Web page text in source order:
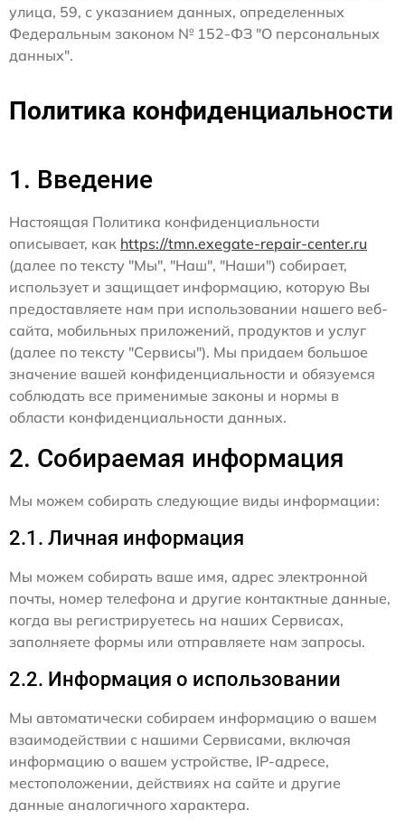
улица, 59, с указанием данных, определенных
Федеральным законом № 152-ФЗ "О персональных
данных".
Политика конфиденциальности
1. Введение
Настоящая Политика конфиденциальности
описывает, как https://tmn.exegate-repair-center.ru
(далее по тексту "Мы", "Наш", "Наши") собирает,
использует и защищает информацию, которую Вы
предоставляете нам при использовании нашего веб-
сайта, мобильных приложений, продуктов и услуг
(далее по тексту "Сервисы"). Мы придаем большое
значение вашей конфиденциальности и обязуемся
соблюдать все применимые законы и нормы в
области конфиденциальности данных.
2. Собираемая информация
Мы можем собирать следующие виды информации:
2.1. Личная информация
Мы можем собирать ваше имя, адрес электронной
почты, номер телефона и другие контактные данные,
когда вы регистрируетесь на наших Сервисах,
заполняете формы или отправляете нам запросы.
2.2. Информация о использовании
Мы автоматически собираем информацию о вашем
взаимодействии с нашими Сервисами, включая
информацию о вашем устройстве, IP-адресе,
местоположении, действиях на сайте и другие
данные аналогичного характера.